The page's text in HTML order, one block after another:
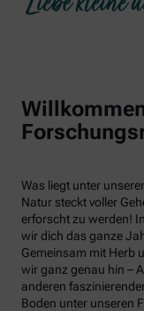
Was liegt unter
Natur steckt voller
erforscht zu werden!
wir dich das ganze
Gemeinsam mit Herb
wir ganz genau hin –
anderen
Boden unter unseren